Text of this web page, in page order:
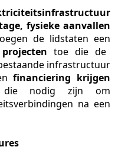
fysieke aanvallen
de lidstaten een
toe die de
infrastructuur
financiering krijgen
nodig zijn om
na een